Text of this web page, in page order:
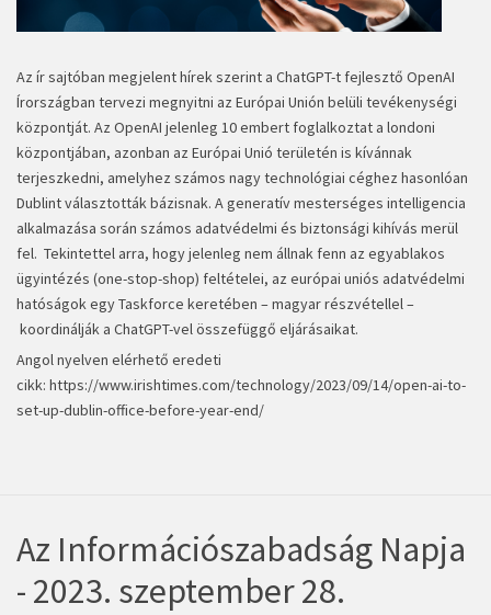
Az ír sajtóban megjelent hírek szerint a ChatGPT-t fejlesztő OpenAI
Írországban tervezi megnyitni az Európai Unión belüli tevékenységi
központját. Az OpenAI jelenleg 10 embert foglalkoztat a londoni
központjában, azonban az Európai Unió területén is kívánnak
terjeszkedni, amelyhez számos nagy technológiai céghez hasonlóan
Dublint választották bázisnak. A generatív mesterséges intelligencia
alkalmazása során számos adatvédelmi és biztonsági kihívás merül
fel. Tekintettel arra, hogy jelenleg nem állnak fenn az egyablakos
ügyintézés (one-stop-shop) feltételei, az európai uniós adatvédelmi
hatóságok egy Taskforce keretében – magyar részvétellel –
koordinálják a ChatGPT-vel összefüggő eljárásaikat.
Angol nyelven elérhető eredeti
cikk: https://www.irishtimes.com/technology/2023/09/14/open-ai-to-
set-up-dublin-office-before-year-end/
Az Információszabadság Napja
- 2023. szeptember 28.